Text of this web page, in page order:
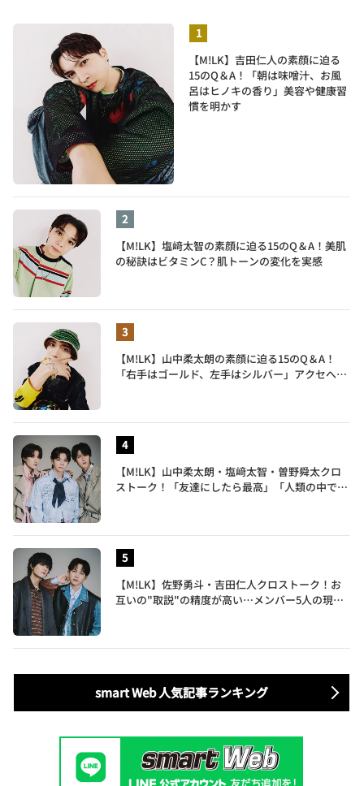
【M!LK】吉田仁人の素顔に迫る
15のQ＆A！「朝は味噌汁、お風
呂はヒノキの香り」美容や健康習
慣を明かす
【M!LK】塩﨑太智の素顔に迫る15のQ＆A！美肌
の秘訣はビタミンC？肌トーンの変化を実感
【M!LK】山中柔太朗の素顔に迫る15のQ＆A！
「右手はゴールド、左手はシルバー」アクセへの
【M!LK】山中柔太朗・塩﨑太智・曽野舜太クロ
ストーク！「友達にしたら最高」「人類の中で桁
【M!LK】佐野勇斗・吉田仁人クロストーク！お
互いの"取説"の精度が高い…メンバー5人の現在
smart Web 人気記事ランキング